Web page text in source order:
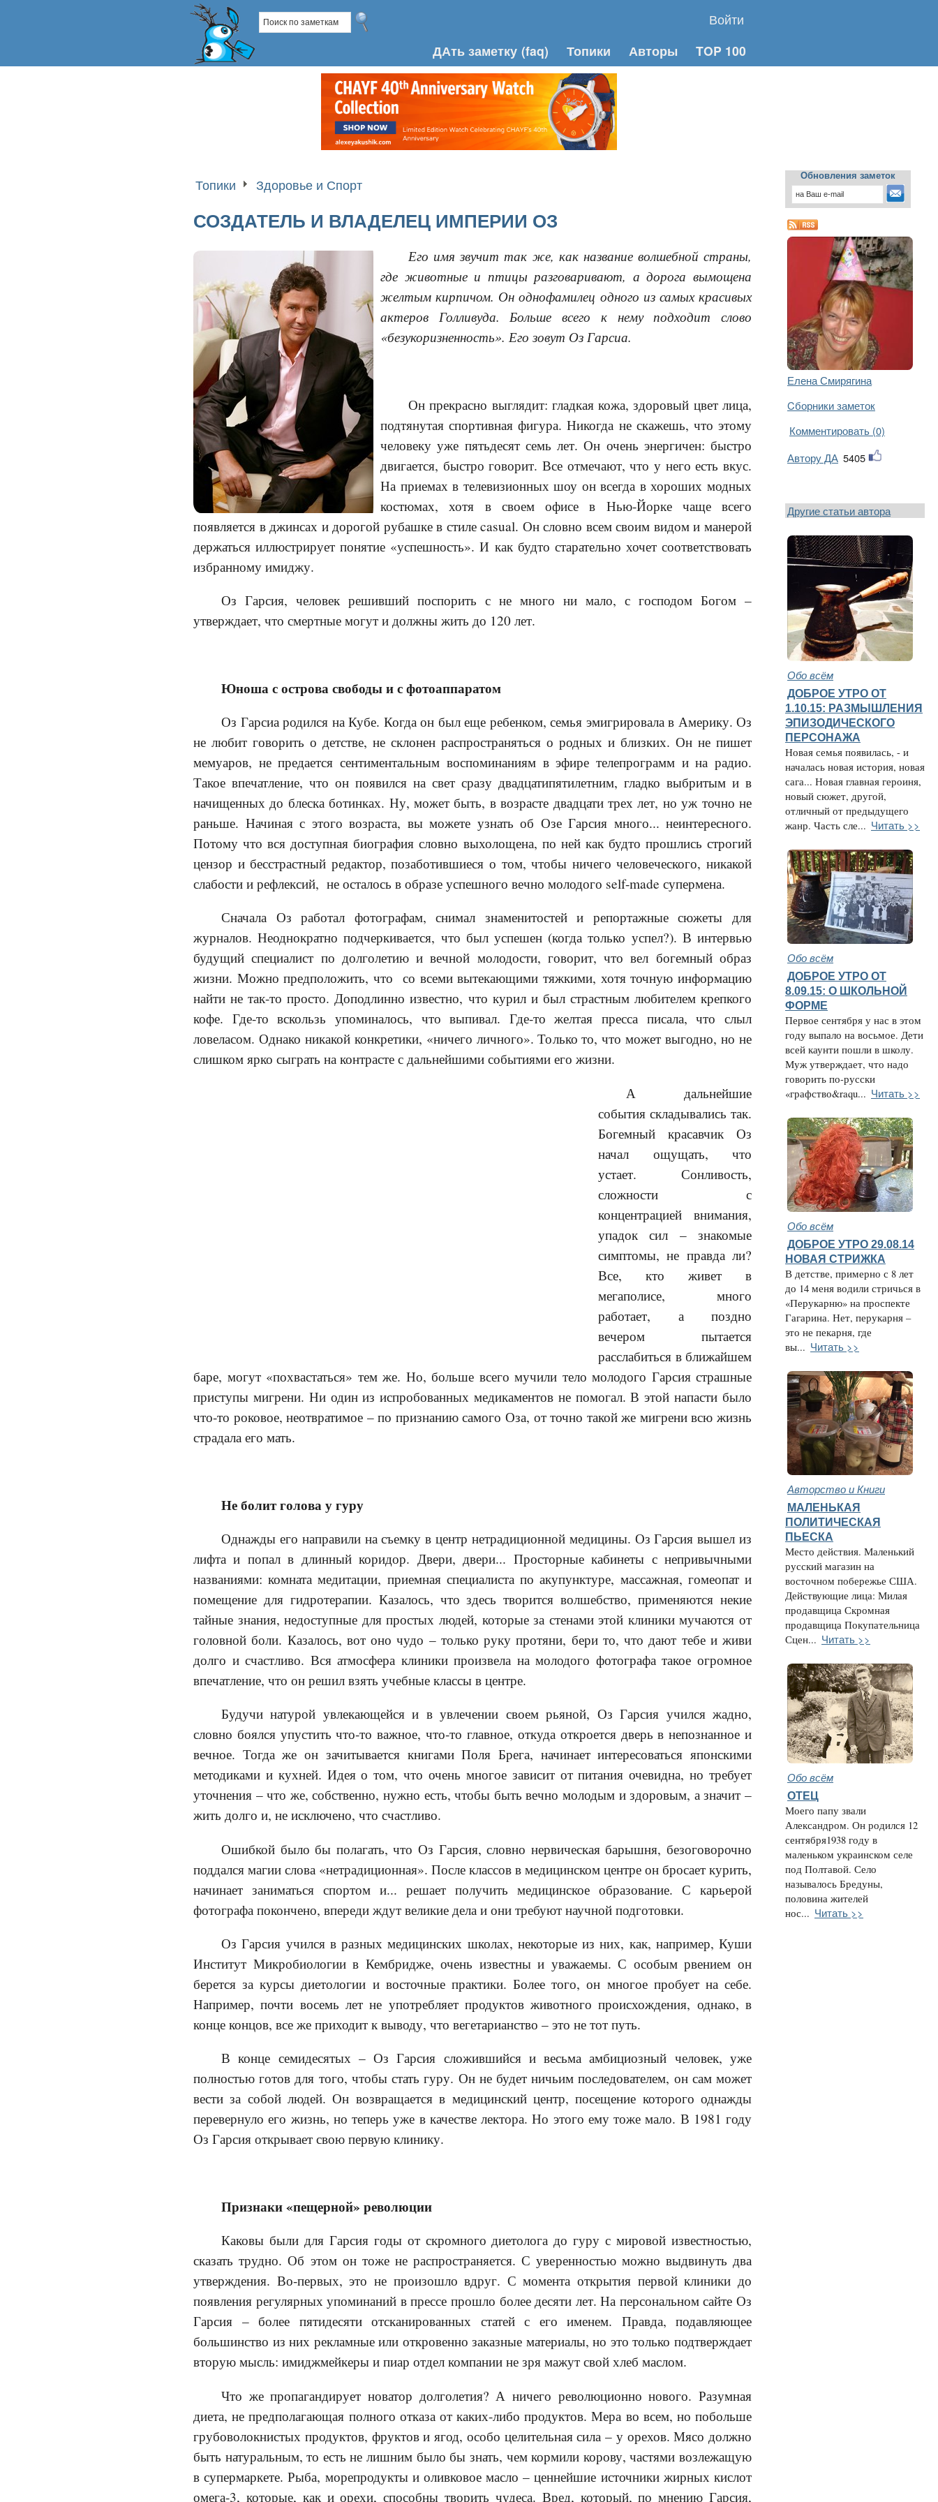
Войти
ДАть заметку (faq) Топики Авторы TOP 100
Топики Здоровье и Спорт
СОЗДАТЕЛЬ И ВЛАДЕЛЕЦ ИМПЕРИИ ОЗ
Его имя звучит так же, как название волшебной страны,
где животные и птицы разговаривают, а дорога вымощена
желтым кирпичом. Он однофамилец одного из самых красивых
актеров Голливуда. Больше всего к нему подходит слово
«безукоризненность». Его зовут Оз Гарсиа.
Он прекрасно выглядит: гладкая кожа, здоровый цвет лица,
подтянутая спортивная фигура. Никогда не скажешь, что этому
человеку уже пятьдесят семь лет. Он очень энергичен: быстро
двигается, быстро говорит. Все отмечают, что у него есть вкус.
На приемах в телевизионных шоу он всегда в хороших модных
костюмах, хотя в своем офисе в Нью-Йорке чаще всего
появляется в джинсах и дорогой рубашке в стиле casual. Он словно всем своим видом и манерой
держаться иллюстрирует понятие «успешность». И как будто старательно хочет соответствовать
избранному имиджу.
Оз Гарсия, человек решивший поспорить с не много ни мало, с господом Богом –
утверждает, что смертные могут и должны жить до 120 лет.
Юноша с острова свободы и с фотоаппаратом
Оз Гарсиа родился на Кубе. Когда он был еще ребенком, семья эмигрировала в Америку. Оз
не любит говорить о детстве, не склонен распространяться о родных и близких. Он не пишет
мемуаров, не предается сентиментальным воспоминаниям в эфире телепрограмм и на радио.
Такое впечатление, что он появился на свет сразу двадцатипятилетним, гладко выбритым и в
начищенных до блеска ботинках. Ну, может быть, в возрасте двадцати трех лет, но уж точно не
раньше. Начиная с этого возраста, вы можете узнать об Озе Гарсия много... неинтересного.
Потому что вся доступная биография словно выхолощена, по ней как будто прошлись строгий
цензор и бесстрастный редактор, позаботившиеся о том, чтобы ничего человеческого, никакой
слабости и рефлексий, не осталось в образе успешного вечно молодого self-made супермена.
Сначала Оз работал фотографам, снимал знаменитостей и репортажные сюжеты для
журналов. Неоднократно подчеркивается, что был успешен (когда только успел?). В интервью
будущий специалист по долголетию и вечной молодости, говорит, что вел богемный образ
жизни. Можно предположить, что со всеми вытекающими тяжкими, хотя точную информацию
найти не так-то просто. Доподлинно известно, что курил и был страстным любителем крепкого
кофе. Где-то вскользь упоминалось, что выпивал. Где-то желтая пресса писала, что слыл
ловеласом. Однако никакой конкретики, «ничего личного». Только то, что может выгодно, но не
слишком ярко сыграть на контрасте с дальнейшими событиями его жизни.
А дальнейшие
события складывались так.
Богемный красавчик Оз
начал ощущать, что
устает. Сонливость,
сложности с
концентрацией внимания,
упадок сил – знакомые
симптомы, не правда ли?
Все, кто живет в
мегаполисе, много
работает, а поздно
вечером пытается
расслабиться в ближайшем
баре, могут «похвастаться» тем же. Но, больше всего мучили тело молодого Гарсия страшные
приступы мигрени. Ни один из испробованных медикаментов не помогал. В этой напасти было
что-то роковое, неотвратимое – по признанию самого Оза, от точно такой же мигрени всю жизнь
страдала его мать.
Не болит голова у гуру
Однажды его направили на съемку в центр нетрадиционной медицины. Оз Гарсия вышел из
лифта и попал в длинный коридор. Двери, двери... Просторные кабинеты с непривычными
названиями: комната медитации, приемная специалиста по акупунктуре, массажная, гомеопат и
помещение для гидротерапии. Казалось, что здесь творится волшебство, применяются некие
тайные знания, недоступные для простых людей, которые за стенами этой клиники мучаются от
головной боли. Казалось, вот оно чудо – только руку протяни, бери то, что дают тебе и живи
долго и счастливо. Вся атмосфера клиники произвела на молодого фотографа такое огромное
впечатление, что он решил взять учебные классы в центре.
Будучи натурой увлекающейся и в увлечении своем рьяной, Оз Гарсия учился жадно,
словно боялся упустить что-то важное, что-то главное, откуда откроется дверь в непознанное и
вечное. Тогда же он зачитывается книгами Поля Брега, начинает интересоваться японскими
методиками и кухней. Идея о том, что очень многое зависит от питания очевидна, но требует
уточнения – что же, собственно, нужно есть, чтобы быть вечно молодым и здоровым, а значит –
жить долго и, не исключено, что счастливо.
Ошибкой было бы полагать, что Оз Гарсия, словно нервическая барышня, безоговорочно
поддался магии слова «нетрадиционная». После классов в медицинском центре он бросает курить,
начинает заниматься спортом и... решает получить медицинское образование. С карьерой
фотографа покончено, впереди ждут великие дела и они требуют научной подготовки.
Оз Гарсия учился в разных медицинских школах, некоторые из них, как, например, Куши
Институт Микробиологии в Кембридже, очень известны и уважаемы. С особым рвением он
берется за курсы диетологии и восточные практики. Более того, он многое пробует на себе.
Например, почти восемь лет не употребляет продуктов животного происхождения, однако, в
конце концов, все же приходит к выводу, что вегетарианство – это не тот путь.
В конце семидесятых – Оз Гарсия сложившийся и весьма амбициозный человек, уже
полностью готов для того, чтобы стать гуру. Он не будет ничьим последователем, он сам может
вести за собой людей. Он возвращается в медицинский центр, посещение которого однажды
перевернуло его жизнь, но теперь уже в качестве лектора. Но этого ему тоже мало. В 1981 году
Оз Гарсия открывает свою первую клинику.
Признаки «пещерной» революции
Каковы были для Гарсия годы от скромного диетолога до гуру с мировой известностью,
сказать трудно. Об этом он тоже не распространяется. С уверенностью можно выдвинуть два
утверждения. Во-первых, это не произошло вдруг. С момента открытия первой клиники до
появления регулярных упоминаний в прессе прошло более десяти лет. На персональном сайте Оз
Гарсия – более пятидесяти отсканированных статей с его именем. Правда, подавляющее
большинство из них рекламные или откровенно заказные материалы, но это только подтверждает
вторую мысль: имиджмейкеры и пиар отдел компании не зря мажут свой хлеб маслом.
Что же пропагандирует новатор долголетия? А ничего революционно нового. Разумная
диета, не предполагающая полного отказа от каких-либо продуктов. Мера во всем, но побольше
грубоволокнистых продуктов, фруктов и ягод, особо целительная сила – у орехов. Мясо должно
быть натуральным, то есть не лишним было бы знать, чем кормили корову, частями возлежащую
в супермаркете. Рыба, морепродукты и оливковое масло – ценнейшие источники жирных кислот
омега-3, которые, как и орехи, способны творить чудеса. Вред, который, по мнению Гарсия,
Обновления заметок
Елена Смирягина
Cборники заметок
Комментировать (0)
Автору ДА 5405
Другие статьи автора
Обо всём
ДОБРОЕ УТРО ОТ
1.10.15: РАЗМЫШЛЕНИЯ
ЭПИЗОДИЧЕСКОГО
ПЕРСОНАЖА
Новая семья появилась, - и
началась новая история, новая
сага... Новая главная героиня,
новый сюжет, другой,
отличный от предыдущего
жанр. Часть сле... Читать >>
Обо всём
ДОБРОЕ УТРО ОТ
8.09.15: О ШКОЛЬНОЙ
ФОРМЕ
Первое сентября у нас в этом
году выпало на восьмое. Дети
всей каунти пошли в школу.
Муж утверждает, что надо
говорить по-русски
«графство&raqu... Читать >>
Обо всём
ДОБРОЕ УТРО 29.08.14
НОВАЯ СТРИЖКА
В детстве, примерно с 8 лет
до 14 меня водили стричься в
«Перукарню» на проспекте
Гагарина. Нет, перукарня –
это не пекарня, где
вы... Читать >>
Авторство и Книги
МАЛЕНЬКАЯ
ПОЛИТИЧЕСКАЯ
ПЬЕСКА
Место действия. Маленький
русский магазин на
восточном побережье США.
Действующие лица: Милая
продавщица Скромная
продавщица Покупательница
Сцен... Читать >>
Обо всём
ОТЕЦ
Моего папу звали
Александром. Он родился 12
сентября1938 году в
маленьком украинском селе
под Полтавой. Село
называлось Бредуны,
половина жителей
нос... Читать >>